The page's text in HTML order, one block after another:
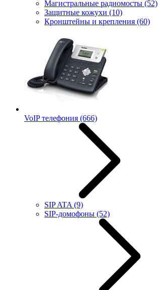
Магистральные радиомосты (52)
Защитные кожухи (10)
Кронштейны и крепления (60)
VoIP телефония (666)
SIP ATA (9)
SIP-домофоны (52)